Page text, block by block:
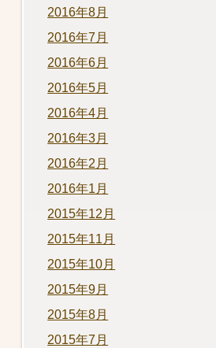
2016年8月
2016年7月
2016年6月
2016年5月
2016年4月
2016年3月
2016年2月
2016年1月
2015年12月
2015年11月
2015年10月
2015年9月
2015年8月
2015年7月